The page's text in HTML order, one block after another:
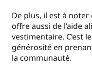
De plus, il est à noter
offre aussi de l’aide
vestimentaire. C’est
générosité en
la communauté.